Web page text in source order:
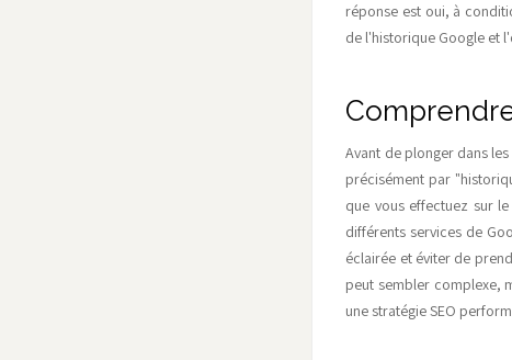
réponse est oui, à
de l'historique Google et
Avant de plonger dans
précisément par
que vous effectuez sur
différents services de
éclairée et éviter de
peut sembler complexe,
une stratégie SEO